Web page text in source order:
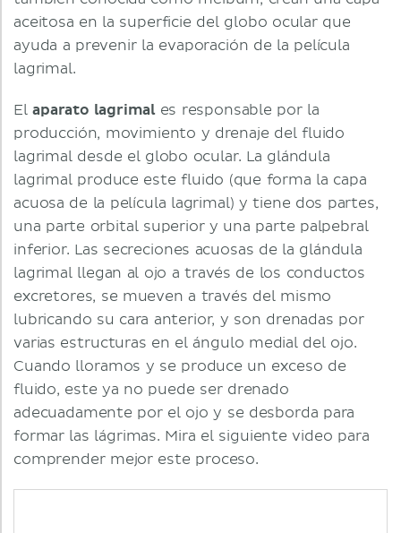
aceitosa en la superficie del globo ocular que
ayuda a prevenir la evaporación de la película
lagrimal.
Elaparato lagrimales responsable por la
producción, movimiento y drenaje del fluido
lagrimal desde el globo ocular. La glándula
lagrimal produce este fluido (que forma la capa
acuosa de la película lagrimal) y tiene dos partes,
una parte orbital superior y una parte palpebral
inferior. Las secreciones acuosas de la glándula
lagrimal llegan al ojo a través de los conductos
excretores, se mueven a través del mismo
lubricando su cara anterior, y son drenadas por
varias estructuras en el ángulo medial del ojo.
Cuando lloramos y se produce un exceso de
fluido, este ya no puede ser drenado
adecuadamente por el ojo y se desborda para
formar las lágrimas. Mira el siguiente video para
comprender mejor este proceso.